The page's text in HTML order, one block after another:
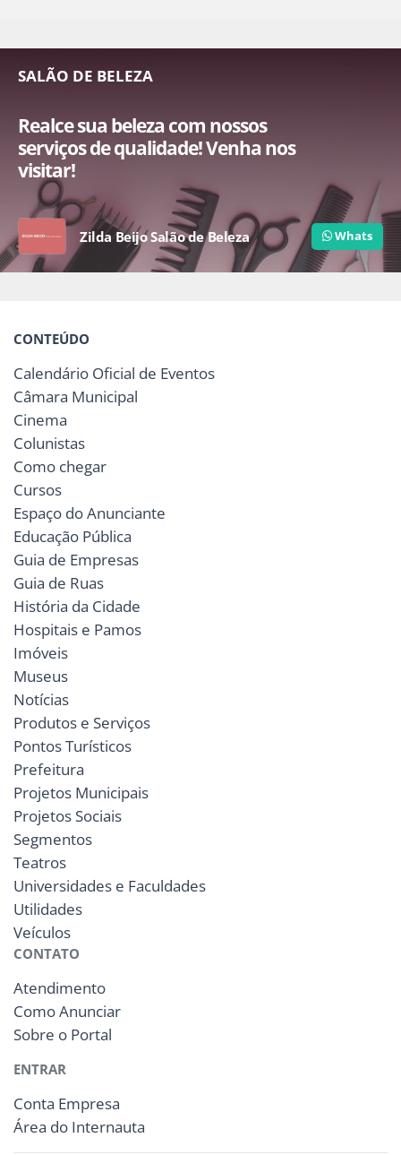
SALÃO DE BELEZA
Realce sua beleza com nossos
serviços de qualidade! Venha nos
visitar!
Zilda Beijo Salão de Beleza Whats
CONTEÚDO
Calendário Oficial de Eventos
Câmara Municipal
Cinema
Colunistas
Como chegar
Cursos
Espaço do Anunciante
Educação Pública
Guia de Empresas
Guia de Ruas
História da Cidade
Hospitais e Pamos
Imóveis
Museus
Notícias
Produtos e Serviços
Pontos Turísticos
Prefeitura
Projetos Municipais
Projetos Sociais
Segmentos
Teatros
Universidades e Faculdades
Utilidades
Veículos
CONTATO
Atendimento
Como Anunciar
Sobre o Portal
ENTRAR
Conta Empresa
Área do Internauta